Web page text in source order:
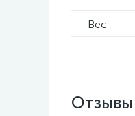
Вес
Отзывы